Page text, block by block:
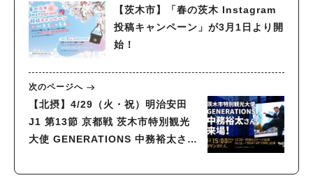
【茨木市】「春の茨木 Instagram
投稿キャンペーン」が3月1日より開
始！
次のページへ
【北摂】4/29（火・祝）明治安田
J1 第13節 京都戦 茨木市特別観光
大使 GENERATIONS 中務裕太さん